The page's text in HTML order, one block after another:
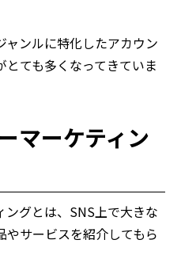
ャンルに特化したアカウン
とても多くなってきていま
マーケティン
グとは、SNS上で大きな
サービスを紹介してもら